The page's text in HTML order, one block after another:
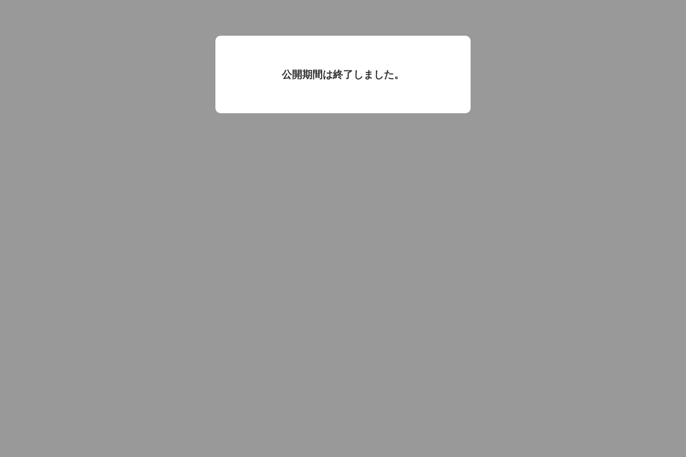
公開期間は終了しました。